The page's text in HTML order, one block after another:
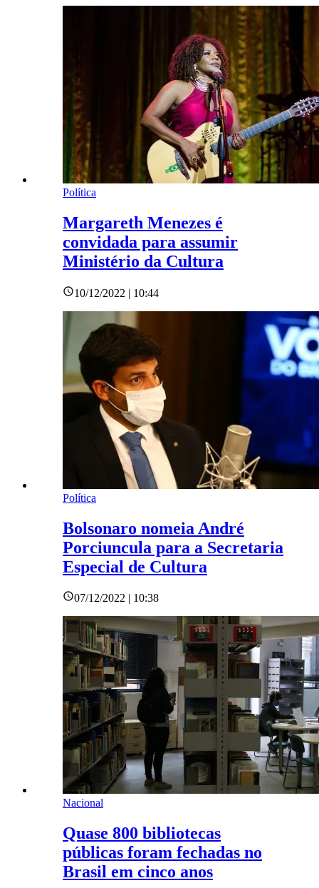
Política
Margareth Menezes é
convidada para assumir
Ministério da Cultura
10/12/2022 | 10:44
Política
Bolsonaro nomeia André
Porciuncula para a Secretaria
Especial de Cultura
07/12/2022 | 10:38
Nacional
Quase 800 bibliotecas
públicas foram fechadas no
Brasil em cinco anos